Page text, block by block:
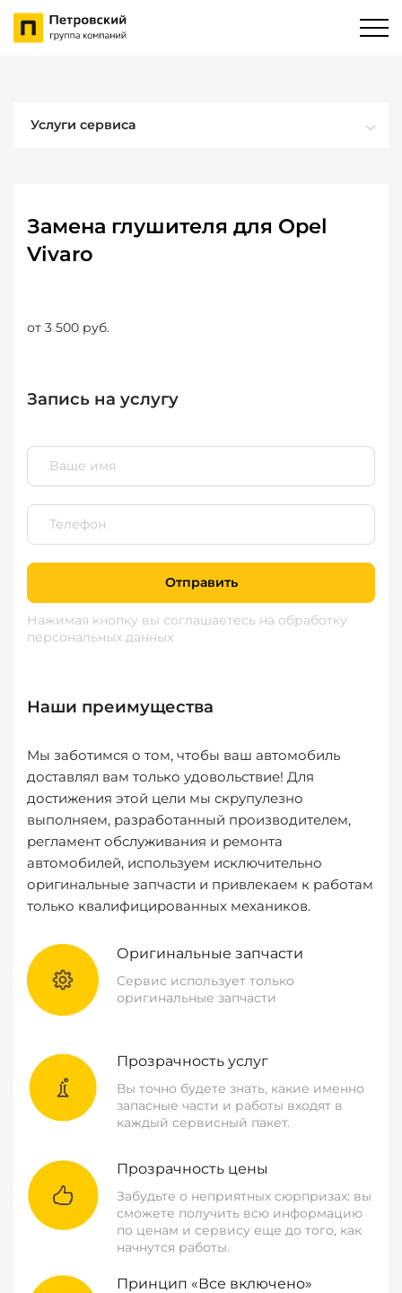
Услуги сервиса
Замена глушителя для Opel
Vivaro
от 3 500 руб.
Запись на услугу
Отправить
Нажимая кнопку вы соглашаетесь на обработку
персональных данных
Наши преимущества
Мы заботимся о том, чтобы ваш автомобиль
доставлял вам только удовольствие! Для
достижения этой цели мы скрупулезно
выполняем, разработанный производителем,
регламент обслуживания и ремонта
автомобилей, используем исключительно
оригинальные запчасти и привлекаем к работам
только квалифицированных механиков.
Оригинальные запчасти
Сервис использует только
оригинальные запчасти
Прозрачность услуг
Вы точно будете знать, какие именно
запасные части и работы входят в
каждый сервисный пакет.
Прозрачность цены
Забудьте о неприятных сюрпризах: вы
сможете получить всю информацию
по ценам и сервису еще до того, как
начнутся работы.
Принцип «Все включено»